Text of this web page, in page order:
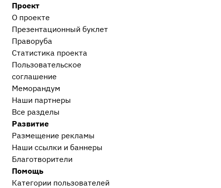
Административные дела
Прочие административные дела
Процессуальные вопросы и документы
Уголовный процесс
Гражданский и арбитражный процесс
После приговора или решения суда
Исполнительное производство
Прочее
Остальные дела, не вошедшие в другие
категории 16
Европейский суд
Проблемы современного судопроизводства
Сообщество Праворуб
Проект
О проекте
Презентационный букл​ет
Праворуба
Статистика проекта
Пользовательское
соглашение
Меморандум
Наши партнеры
Все разделы
Развитие
Размещение рекламы
Наши ссылки и баннеры
Благотворители
Помощь
Категории пользователей